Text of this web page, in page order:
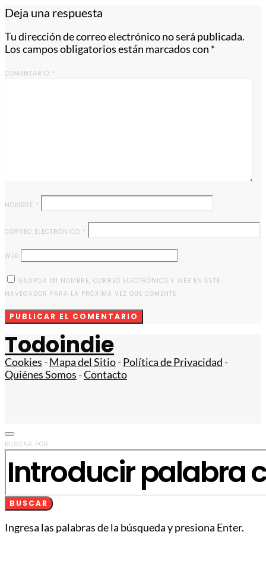
Deja una respuesta
Tu dirección de correo electrónico no será publicada.
Los campos obligatorios están marcados con *
COMENTARIO *
NOMBRE *
CORREO ELECTRÓNICO *
WEB
GUARDA MI NOMBRE, CORREO ELECTRÓNICO Y WEB EN ESTE
NAVEGADOR PARA LA PRÓXIMA VEZ QUE COMENTE.
Todoindie
Cookies -Mapa del Sitio-Política de Privacidad -
Quiénes Somos -Contacto
BUSCAR POR:
BUSCAR
Ingresa las palabras de la búsqueda y presiona Enter.